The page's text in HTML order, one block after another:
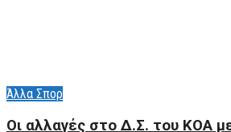
Άλλα Σπορ
Οι αλλαγές στο Δ.Σ. του ΚΟΑ